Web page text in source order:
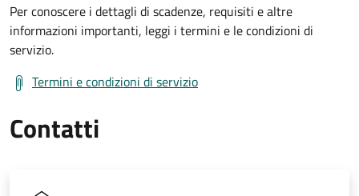
Per conoscere i dettagli di scadenze, requisiti e altre
informazioni importanti, leggi i termini e le condizioni di
servizio.
Termini e condizioni di servizio
Contatti